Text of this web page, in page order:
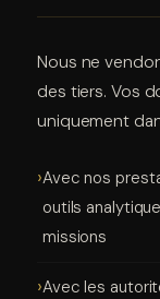
Nous ne
des tiers. Vos
uniquement
Avec nos
outils
missions
Avec les